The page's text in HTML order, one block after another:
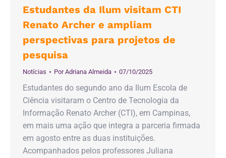
Estudantes da Ilum visitam CTI
Renato Archer e ampliam
perspectivas para projetos de
pesquisa
Notícias PorAdriana Almeida 07/10/2025
Estudantes do segundo ano da Ilum Escola de
Ciência visitaram o Centro de Tecnologia da
Informação Renato Archer (CTI), em Campinas,
em mais uma ação que integra a parceria firmada
em agosto entre as duas instituições.
Acompanhados pelos professores Juliana